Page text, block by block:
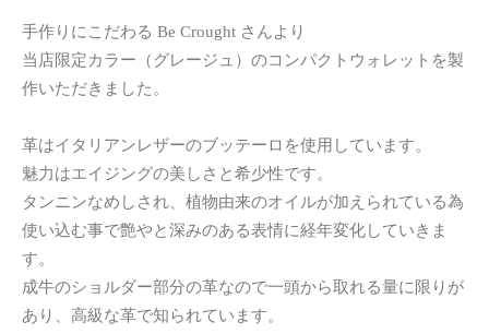
手作りにこだわる Be Crought さんより
当店限定カラー（グレージュ）のコンパクトウォレットを製
作いただきました。
革はイタリアンレザーのブッテーロを使用しています。
魅力はエイジングの美しさと希少性です。
タンニンなめしされ、植物由来のオイルが加えられている為
使い込む事で艶やと深みのある表情に経年変化していきま
す。
成牛のショルダー部分の革なので一頭から取れる量に限りが
あり、高級な革で知られています。